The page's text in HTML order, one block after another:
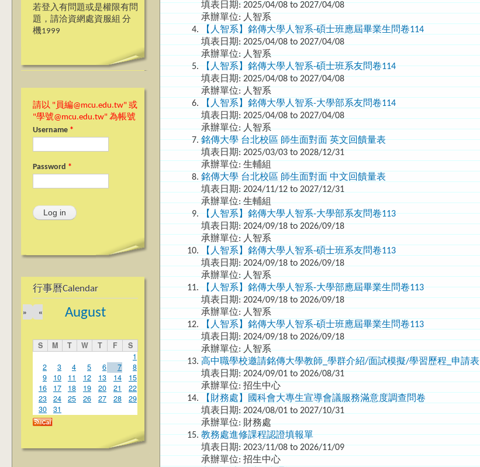
若登入有問題或是權限有問
題，請洽資網處資服組 分
機1999
請以 "員編@mcu.edu.tw" 或
"學號@mcu.edu.tw" 為帳號
Username *
Password *
行事曆Calendar
August
«
»
S M T W T F
S
1
2
3 4 5 6 7
8
9
10 11 12 13 14
15
16
17 18 19 20 21
22
23
24 25 26 27 28
29
30
31
填表日期:2025/04/08 to 2027/04/08
承辦單位: 人智系
【人智系】銘傳大學人智系-碩士班應屆畢業生問卷114
填表日期: 2025/04/08 to 2027/04/08
承辦單位: 人智系
【人智系】銘傳大學人智系-碩士班系友問卷114
填表日期:2025/04/08 to 2027/04/08
承辦單位: 人智系
【人智系】銘傳大學人智系-大學部系友問卷114
填表日期: 2025/04/08 to 2027/04/08
承辦單位: 人智系
銘傳大學 台北校區 師生面對面 英文回饋量表
填表日期:2025/03/03 to 2028/12/31
承辦單位: 生輔組
銘傳大學 台北校區 師生面對面 中文回饋量表
填表日期: 2024/11/12 to 2027/12/31
承辦單位: 生輔組
【人智系】銘傳大學人智系-大學部系友問卷113
填表日期:2024/09/18 to 2026/09/18
承辦單位: 人智系
【人智系】銘傳大學人智系-碩士班系友問卷113
填表日期: 2024/09/18 to 2026/09/18
承辦單位: 人智系
【人智系】銘傳大學人智系-大學部應屆畢業生問卷113
填表日期:2024/09/18 to 2026/09/18
承辦單位: 人智系
【人智系】銘傳大學人智系-碩士班應屆畢業生問卷113
填表日期: 2024/09/18 to 2026/09/18
承辦單位: 人智系
高中職學校邀請銘傳大學教師_學群介紹/面試模擬/學習歷程_申請表
填表日期:2024/09/01 to 2026/08/31
承辦單位: 招生中心
【財務處】國科會大專生宣導會議服務滿意度調查問卷
填表日期: 2024/08/01 to 2027/10/31
承辦單位: 財務處
教務處進修課程認證填報單
填表日期:2023/11/08 to 2026/11/09
承辦單位: 招生中心